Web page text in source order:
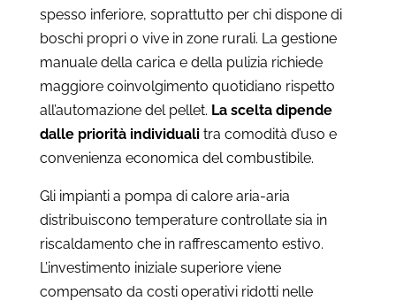
spesso inferiore, soprattutto per chi dispone di
boschi propri o vive in zone rurali. La gestione
manuale della carica e della pulizia richiede
maggiore coinvolgimento quotidiano rispetto
all’automazione del pellet. La scelta dipende
dalle priorità individualitra comodità d’uso e
convenienza economica del combustibile.
Gli impianti a pompa di calore aria-aria
distribuiscono temperature controllate sia in
riscaldamento che in raffrescamento estivo.
L’investimento iniziale superiore viene
compensato da costi operativi ridotti nelle